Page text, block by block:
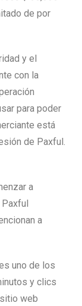
de por
y el
con la
para poder
está
de Paxful.
a
a
uno de los
y clics
web